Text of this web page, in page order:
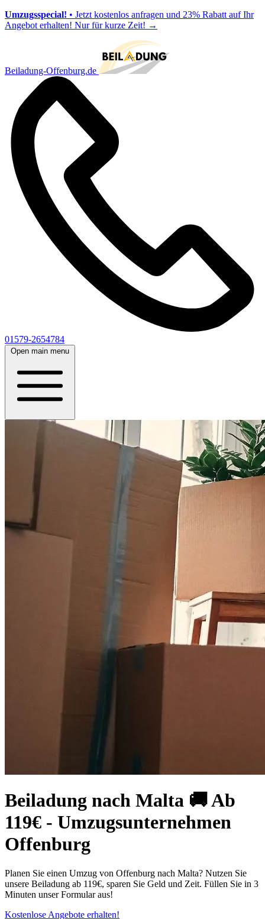
Umzugsspecial! • Jetzt kostenlos anfragen und 23% Rabatt auf Ihr
Angebot erhalten! Nur für kurze Zeit! →
Beiladung-Offenburg.de
01579-2654784
Open main menu
Beiladung nach Malta 🚚 Ab
119€ - Umzugsunternehmen
Offenburg
Planen Sie einen Umzug von Offenburg nach Malta? Nutzen Sie
unsere Beiladung ab 119€, sparen Sie Geld und Zeit. Füllen Sie in 3
Minuten unser Formular aus!
Kostenlose Angebote erhalten!